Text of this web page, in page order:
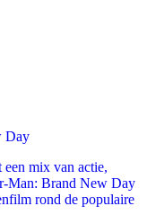
Day
mix van actie,
Man: Brand New Day
rond de populaire